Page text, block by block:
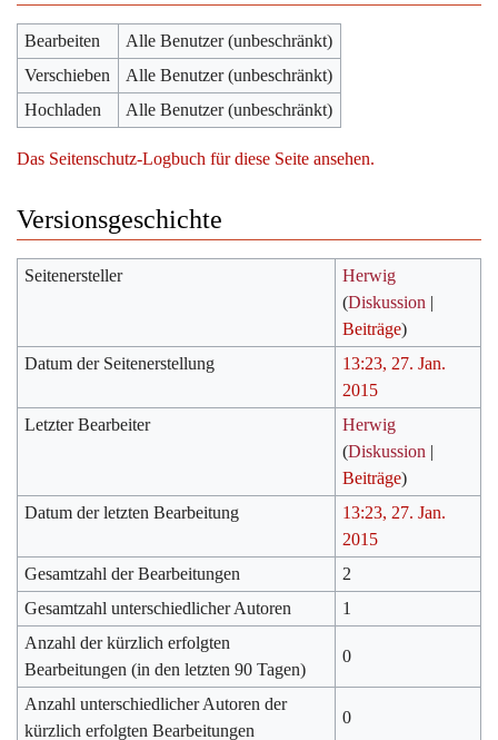
Bearbeiten
Alle Benutzer (unbeschränkt)
Verschieben
Alle Benutzer (unbeschränkt)
Hochladen
Alle Benutzer (unbeschränkt)
Das Seitenschutz-Logbuch für diese Seite ansehen.
Versionsgeschichte
Seitenersteller
Herwig
(Diskussion |
Beiträge)
Datum der Seitenerstellung
13:23, 27. Jan.
2015
Letzter Bearbeiter
Herwig
(Diskussion |
Beiträge)
Datum der letzten Bearbeitung
13:23, 27. Jan.
2015
Gesamtzahl der Bearbeitungen
2
Gesamtzahl unterschiedlicher Autoren
1
Anzahl der kürzlich erfolgten
Bearbeitungen (in den letzten 90 Tagen)
0
Anzahl unterschiedlicher Autoren der
kürzlich erfolgten Bearbeitungen
0